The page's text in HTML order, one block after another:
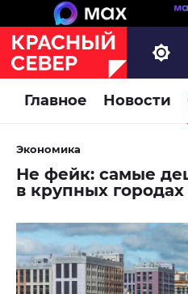
Главное Новости
Экономика
Не фейк: самые
в крупных